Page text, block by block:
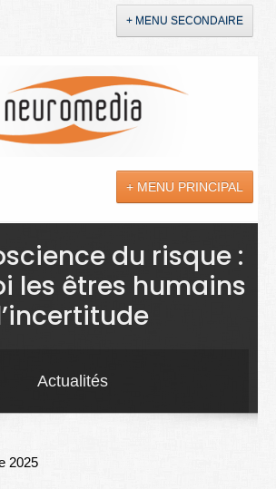
+ MENU SECONDAIRE
+ MENU PRINCIPAL
du risque :
les êtres humains
Actualités
2025